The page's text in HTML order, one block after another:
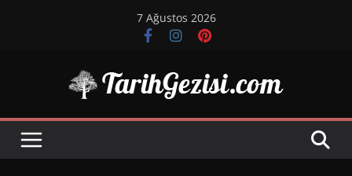
7 Ağustos 2026